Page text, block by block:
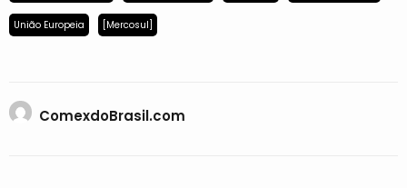
União Europeia [Mercosul]
ComexdoBrasil.com